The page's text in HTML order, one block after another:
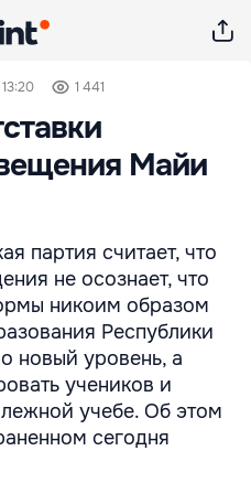
1 441
Майи
партия считает, что
не осознает, что
никоим образом
Республики
новый уровень, а
учеников и
учебе. Об этом
сегодня